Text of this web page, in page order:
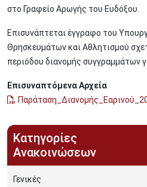
στο Γραφείο Αρωγής του Ευδόξου.
Επισυνάπτεται έγγραφο του
Θρησκευμάτων και Αθλητισμού
περιόδου διανομής συγγραμμάτων
Επισυναπτόμενα Αρχεία
Κατηγορίες
Ανακοινώσεων
Γενικές